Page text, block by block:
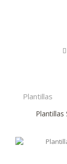
Plantillas
Plantillas